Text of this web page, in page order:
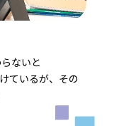
ないと
ているが、その